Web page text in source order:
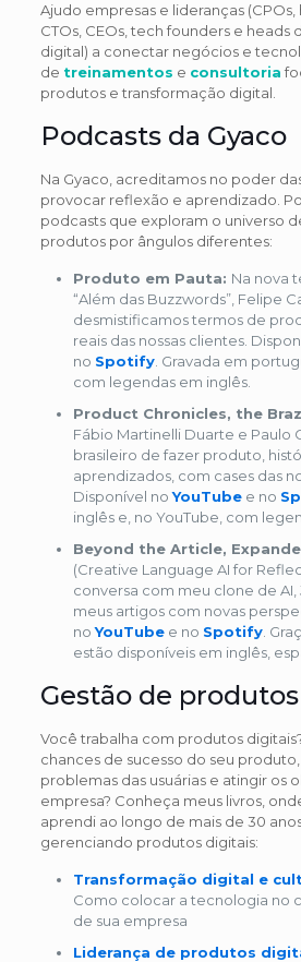
Ajudo empresas e lideranças
CTOs, CEOs, tech founders e heads
digital) a conectar negócios e
de treinamentos e consultoria
produtos e transformação digital.
Podcasts da Gyaco
Na Gyaco, acreditamos no poder
provocar reflexão e aprendizado.
podcasts que exploram o universo
produtos por ângulos diferentes:
Produto em Pauta: Na nova
“Além das Buzzwords”, Felipe
desmistificamos termos de
reais das nossas clientes.
no Spotify. Gravada em
com legendas em inglês.
Product Chronicles, the
Fábio Martinelli Duarte e Paulo
brasileiro de fazer produto,
aprendizados, com cases das
Disponível noYouTubee no
inglês e, no YouTube, com
Beyond the Article,
(Creative Language AI for
conversa com meu clone de
meus artigos com novas
noYouTubee no Spotify.
estão disponíveis em inglês,
Gestão de
Você trabalha com produtos
chances de sucesso do seu
problemas das usuárias e atingir os
empresa? Conheça meus livros,
aprendi ao longo de mais de 30
gerenciando produtos digitais:
Transformação digital e
Como colocar a tecnologia no
de sua empresa
Liderança de produtos